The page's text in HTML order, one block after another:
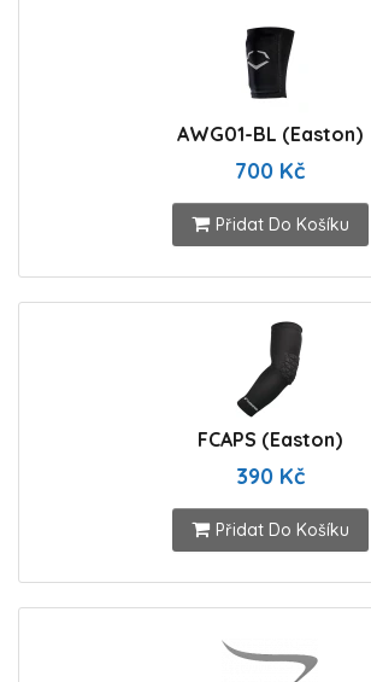
AWG01-BL (Easton)
700 Kč
Přidat Do Košíku
FCAPS (Easton)
390 Kč
Přidat Do Košíku